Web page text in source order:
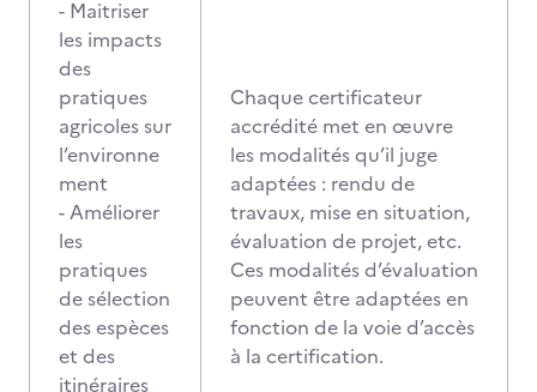
- Maitriser
les impacts
des
pratiques
agricoles sur
l’environne
ment
- Améliorer
les
pratiques
de sélection
des espèces
et des
itinéraires
Chaque certificateur
accrédité met en œuvre
les modalités qu’il juge
adaptées : rendu de
travaux, mise en situation,
évaluation de projet, etc.
Ces modalités d’évaluation
peuvent être adaptées en
fonction de la voie d’accès
à la certification.